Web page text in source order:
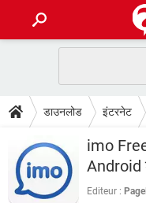
फोन पर अकाउंट बैलेंस चेक
WhatsApp Hack हो गया?
टेक-स्पेशल
2020 के फ्री एंटीवायरस
बेस्ट फ्री ऑनलाइन गेम्स
डाउनलोड
Vidmate
WhatsRemoved+
FORUM
डाउनलोड इंटरनेट
imo
Android
Editeur :